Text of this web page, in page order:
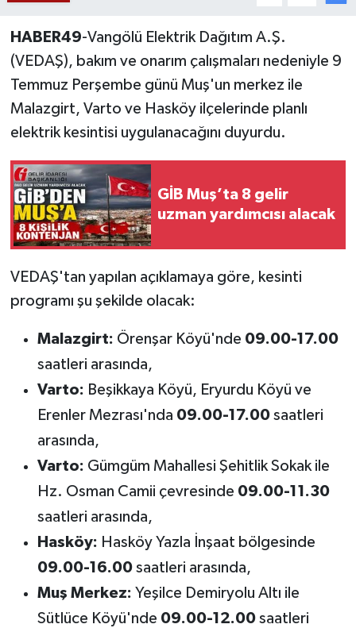
HABER49-Vangölü Elektrik Dağıtım A.Ş.
(VEDAŞ), bakım ve onarım çalışmaları nedeniyle 9
Temmuz Perşembe günü Muş'un merkez ile
Malazgirt, Varto ve Hasköy ilçelerinde planlı
elektrik kesintisi uygulanacağını duyurdu.
GİB Muş’ta 8 gelir
uzman yardımcısı alacak
VEDAŞ'tan yapılan açıklamaya göre, kesinti
programı şu şekilde olacak:
Malazgirt: Örenşar Köyü'nde 09.00-17.00
saatleri arasında,
Varto: Beşikkaya Köyü, Eryurdu Köyü ve
Erenler Mezrası'nda 09.00-17.00saatleri
arasında,
Varto: Gümgüm Mahallesi Şehitlik Sokak ile
Hz. Osman Camii çevresinde 09.00-11.30
saatleri arasında,
Hasköy: Hasköy Yazla İnşaat bölgesinde
09.00-16.00saatleri arasında,
Muş Merkez: Yeşilce Demiryolu Altı ile
Sütlüce Köyü'nde 09.00-12.00saatleri
Malazgirt
Varto